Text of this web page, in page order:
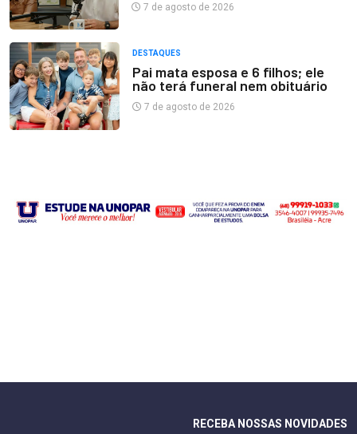
7 de agosto de 2026
DESTAQUES
Pai mata esposa e 6 filhos; ele
não terá funeral nem obituário
7 de agosto de 2026
RECEBA NOSSAS NOVIDADES